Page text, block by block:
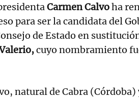
Carmen Calvoha
para ser la candidata del
de Estado en
cuyo nombramiento
natural de Cabra (Córdoba)